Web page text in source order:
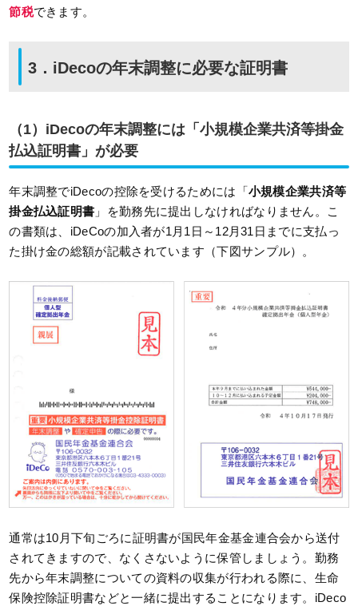
節税できます。
3．iDecoの年末調整に必要な証明書
（1）iDecoの年末調整には「小規模企業共済等掛金
払込証明書」が必要
年末調整でiDecoの控除を受けるためには「小規模企業共済等
掛金払込証明書 」を勤務先に提出しなければなりません。こ
の書類は、iDeCoの加入者が1月1日～12月31日までに支払っ
た掛け金の総額が記載されています（下図サンプル）。
通常は10月下旬ごろに証明書が国民年金基金連合会から送付
されてきますので、なくさないように保管しましょう。勤務
先から年末調整についての資料の収集が行われる際に、生命
保険控除証明書などと一緒に提出することになります。iDeco